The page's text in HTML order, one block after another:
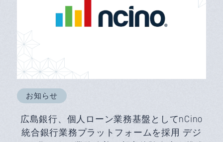
お知らせ
広島銀行、個人ローン業務基盤としてnCino
統合銀行業務プラットフォームを採用 デジ